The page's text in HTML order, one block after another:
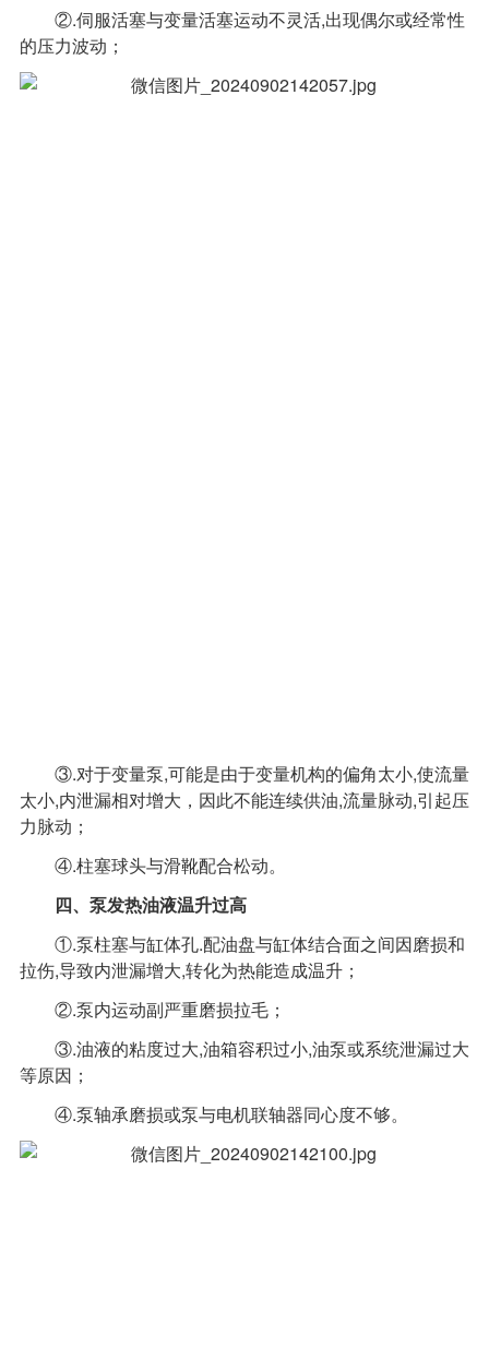
②.伺服活塞与变量活塞运动不灵活,出现偶尔或经常性
的压力波动；
③.对于变量泵,可能是由于变量机构的偏角太小,使流量
太小,内泄漏相对增大，因此不能连续供油,流量脉动,引起压
力脉动；
④.柱塞球头与滑靴配合松动。
四、泵发热油液温升过高
①.泵柱塞与缸体孔.配油盘与缸体结合面之间因磨损和
拉伤,导致内泄漏增大,转化为热能造成温升；
②.泵内运动副严重磨损拉毛；
③.油液的粘度过大,油箱容积过小,油泵或系统泄漏过大
等原因；
④.泵轴承磨损或泵与电机联轴器同心度不够。